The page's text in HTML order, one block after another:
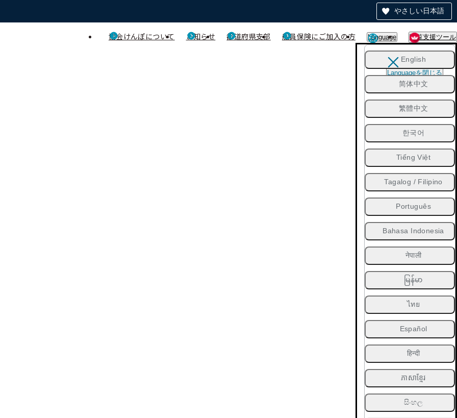
やさしい日本語
協会けんぽについて お知らせ 都道府県支部 船員保険にご加入の方 Language 閲覧支援ツール
English
简体中文
繁體中文
한국어
Tiếng Việt
Tagalog / Filipino
Português
Bahasa Indonesia
नेपाली
မြန်မာ
ไทย
Español
हिन्दी
ភាសាខ្មែរ
සිංහල
Languageを閉じる